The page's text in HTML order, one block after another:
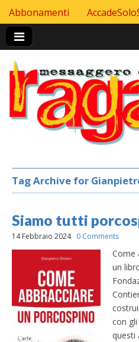
Header Top menu
Skip to content
Abbonamenti
Tag Archive for
Siamo tutti
14 Febbraio 2024 0 Comments
Come
un
con
questi